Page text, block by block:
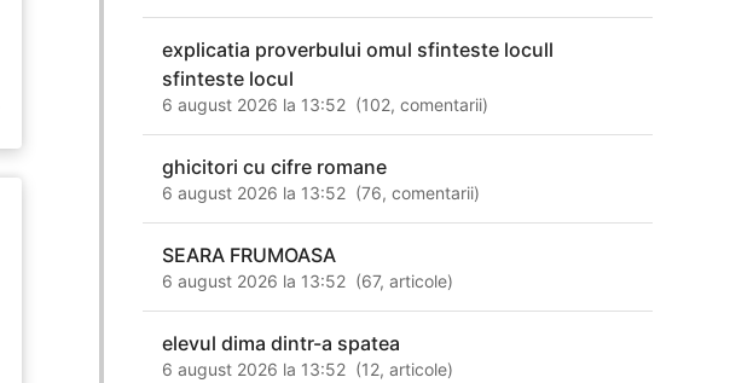
explicatia proverbului omul sfinteste locull
sfinteste locul
6 august 2026 la 13:52 (102,comentarii)
ghicitori cu cifre romane
6 august 2026 la 13:52 (76,comentarii)
SEARA FRUMOASA
6 august 2026 la 13:52 (67,articole)
elevul dima dintr-a spatea
6 august 2026 la 13:52 (12,articole)